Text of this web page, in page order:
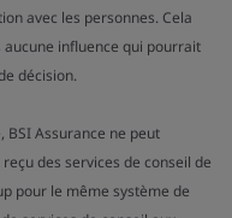
avec les personnes. Cela
influence qui pourrait
décision.
Assurance ne peut
des services de conseil de
pour le même système de